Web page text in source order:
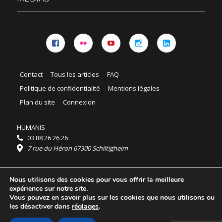
Contact Tous les articles
FAQ
Politique de confidentialité
Mentions légales
Plan du site
Connexion
HUMANIS
03 88 26 26 26
7 rue du Héron 67300 Schiltigheim
Horaires :
HUMANIS : du lundi au vendredi 9h - 18h
Ordidocaz : du lundi au vendredi 8h - 19h
© 2025 HUMANIS, tous droits réservés.
Licence Creative Commons Attribution 4.0
Nous utilisons des cookies pour vous offrir la meilleure
expérience sur notre site.
Vous pouvez en savoir plus sur les cookies que nous utilisons ou
les désactiver dans réglages.